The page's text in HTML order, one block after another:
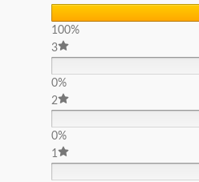
100%
3
0%
2
0%
1